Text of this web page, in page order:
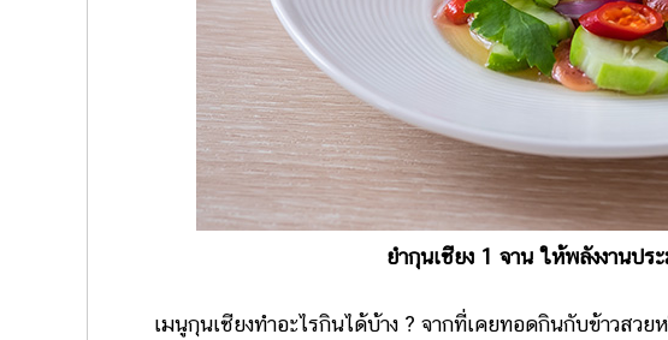
ยำกุนเชียง 1 จาน ให้พลังงานป
เมนูกุนเชียงทำอะไรกินได้บ้าง ? จากที่เคยทอดกินกับข้าวสวย